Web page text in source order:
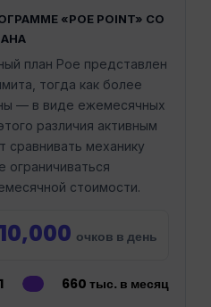
«POE POINT» СО
план Poe представлен
тогда как более
— в виде ежемесячных
различия активным
сравнивать механику
ограничиваться
стоимости.
10,000 очков в день
660 тыс. в месяц